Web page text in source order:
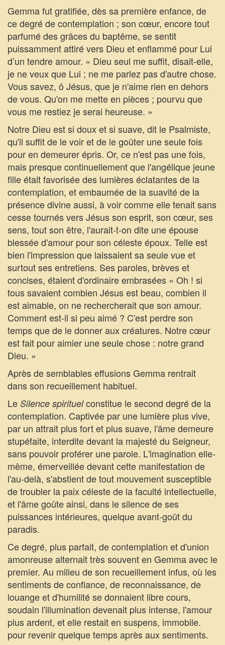
Gemma fut gratifiée, dès sa première enfance, de
ce degré de contemplation ; son cœur, encore tout
parfumé des grâces du baptême, se sentit
puissamment attiré vers Dieu et enflammé pour Lui
d’un tendre amour. « Dieu seul me suffit, disait-elle,
je ne veux que Lui ; ne me parlez pas d'autre chose.
Vous savez, ô Jésus, que je n'aime rien en dehors
de vous. Qu'on me mette en pièces ; pourvu que
vous me restiez je serai heureuse. »
Notre Dieu est si doux et si suave, dit le Psalmiste,
qu'il suffit de le voir et de le goûter une seule fois
pour en demeurer épris. Or, ce n'est pas une fois,
mais presque continuellement que l'angélique jeune
fille était favorisée des lumières éclatantes de la
contemplation, et embaumée de la suavité de la
présence divine aussi, à voir comme elle tenait sans
cesse tournés vers Jésus son esprit, son cœur, ses
sens, tout son être, l'aurait-t-on dite une épouse
blessée d'amour pour son céleste époux. Telle est
bien l'impression que laissaient sa seule vue et
surtout ses entretiens. Ses paroles, brèves et
concises, étaient d'ordinaire embrasées « Oh ! si
tous savaient combien Jésus est beau, combien il
est aimable, on ne rechercherait que son amour.
Comment est-il si peu aimé ? C'est perdre son
temps que de le donner aux créatures. Notre cœur
est fait pour aimier une seule chose : notre grand
Dieu. »
Après de semblables effusions Gemma rentrait
dans son recueillement habituel.
Le Silence spirituelconstitue le second degré de la
contemplation. Captivée par une lumière plus vive,
par un attrait plus fort et plus suave, l'âme demeure
stupéfaite, interdite devant la majesté du Seigneur,
sans pouvoir proférer une parole. L'imagination elle-
même, émerveillée devant cette manifestation de
l'au-delà, s'abstient de tout mouvement susceptible
de troubler la paix céleste de la faculté intellectuelle,
et l'âme goûte ainsi, dans le silence de ses
puissances intérieures, quelque avant-goût du
paradis.
Ce degré, plus parfait, de contemplation et d'union
amonreuse alternait très souvent en Gemma avec le
premier. Au milieu de son recueillement infus, où les
sentiments de confiance, de reconnaissance, de
louange et d'humilité se donnaient libre cours,
soudain l'illumination devenait plus intense, l'amour
plus ardent, et elle restait en suspens, immobile.
pour revenir quelque temps après aux sentiments.